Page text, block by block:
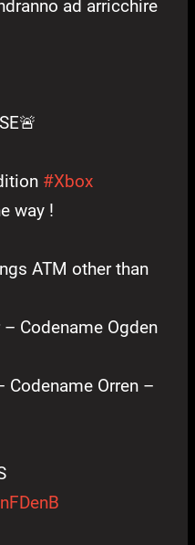
ad arricchire
#Xbox
way !
ATM other than
Codename Ogden
Codename Orren –